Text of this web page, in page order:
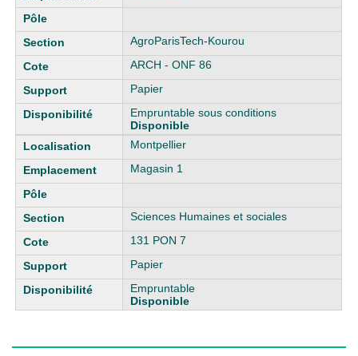
AgroParisTech-Kourou
ARCH - ONF 86
Papier
Empruntable sous conditions
Disponible
Montpellier
Magasin 1
Sciences Humaines et sociales
131 PON 7
Papier
Empruntable
Disponible